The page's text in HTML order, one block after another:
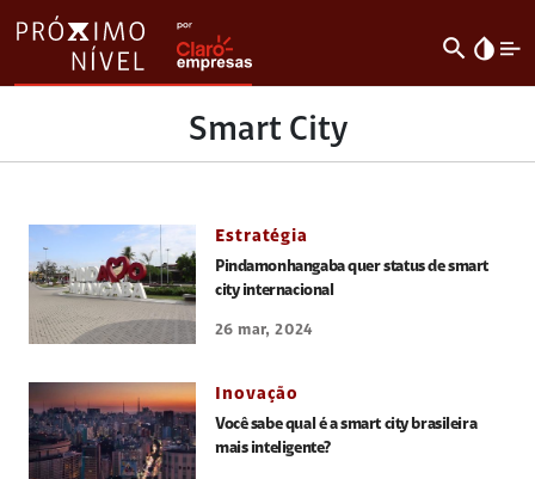
search invert_colors
Smart City
Estratégia
Pindamonhangaba quer status de smart
city internacional
26 mar, 2024
Inovação
Você sabe qual é a smart city brasileira
mais inteligente?